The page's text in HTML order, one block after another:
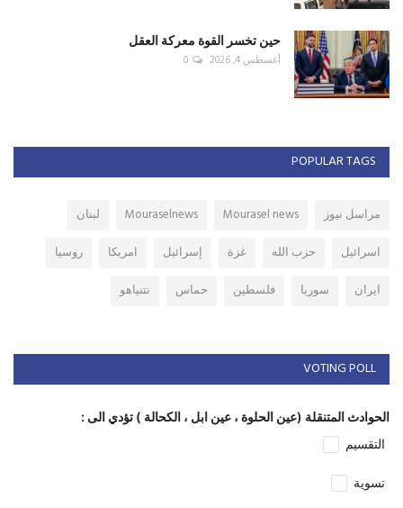
حين تخسر القوة معركة العقل
أغسطس 4, 2026 0
POPULAR TAGS
مراسل نيوز Mourasel news
Mouraselnews
لبنان
اسرائيل
حزب الله غزة إسرائيل امريكا
روسيا
ايران
سوريا فلسطين حماس نتنياهو
VOTING POLL
الحوادث المتنقلة (عين الحلوة ، عين ابل ، الكحالة ) تؤدي الى :
التقسيم
تسوية